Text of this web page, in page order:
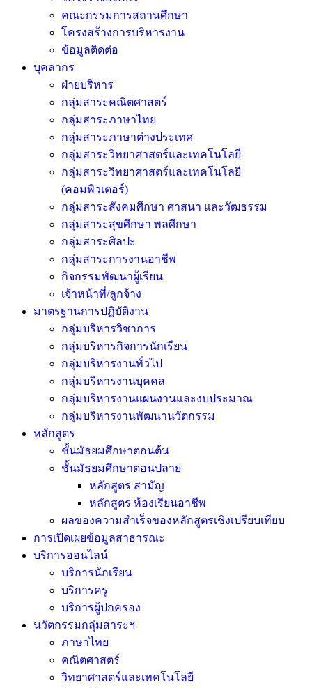
คณะกรรมการสถานศึกษา
โครงสร้างการบริหารงาน
ข้อมูลติดต่อ
บุคลากร
ฝ่ายบริหาร
กลุ่มสาระคณิตศาสตร์
กลุ่มสาระภาษาไทย
กลุ่มสาระภาษาต่างประเทศ
กลุ่มสาระวิทยาศาสตร์และเทคโนโลยี
กลุ่มสาระวิทยาศาสตร์และเทคโนโลยี
(คอมพิวเตอร์)
กลุ่มสาระสังคมศึกษา ศาสนา และวัฒธรรม
กลุ่มสาระสุขศึกษา พลศึกษา
กลุ่มสาระศิลปะ
กลุ่มสาระการงานอาชีพ
กิจกรรมพัฒนาผู้เรียน
เจ้าหน้าที่/ลูกจ้าง
มาตรฐานการปฏิบัติงาน
กลุ่มบริหารวิชาการ
กลุ่มบริหารกิจการนักเรียน
กลุ่มบริหารงานทั่วไป
กลุ่มบริหารงานบุคคล
กลุ่มบริหารงานแผนงานและงบประมาณ
กลุ่มบริหารงานพัฒนานวัตกรรม
หลักสูตร
ชั้นมัธยมศึกษาตอนต้น
ชั้นมัธยมศึกษาตอนปลาย
หลักสูตร สามัญ
หลักสูตร ห้องเรียนอาชีพ
ผลของความสำเร็จของหลักสูตรเชิงเปรียบเทียบ
การเปิดเผยข้อมูลสาธารณะ
บริการออนไลน์
บริการนักเรียน
บริการครู
บริการผู้ปกครอง
นวัตกรรมกลุ่มสาระฯ
ภาษาไทย
คณิตศาสตร์
วิทยาศาสตร์และเทคโนโลยี